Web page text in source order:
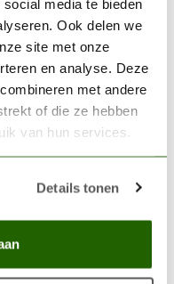
media te bieden
Ook delen we
site met onze
en analyse. Deze
met andere
of die ze hebben
van hun services.
Details tonen
€19,34
- 7.1gr
€4,49